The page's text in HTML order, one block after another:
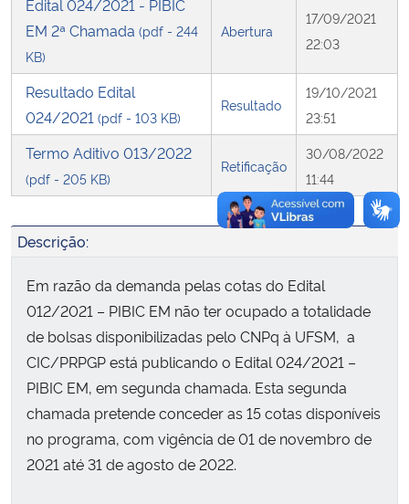
Secretaria-Geral
Secretaria de Governo
Gabinete de Segurança Institucional
Advocacia-Geral da União
Banco Central do Brasil
Planalto
Edital 024/2021 - PIBIC
EM 2ª Chamada (pdf - 244
KB)
Abertura
17/09/2021
22:03
Resultado Edital
024/2021 (pdf - 103 KB)
Resultado
19/10/2021
23:51
Termo Aditivo 013/2022
(pdf - 205 KB)
Retificação
30/08/2022
11:44
Descrição:
Em razão da demanda pelas cotas do Edital
012/2021 – PIBIC EM não ter ocupado a totalidade
de bolsas disponibilizadas pelo CNPq à UFSM, a
CIC/PRPGP está publicando o Edital 024/2021 –
PIBIC EM, em segunda chamada. Esta segunda
chamada pretende conceder as 15 cotas disponíveis
no programa, com vigência de 01 de novembro de
2021 até 31 de agosto de 2022.